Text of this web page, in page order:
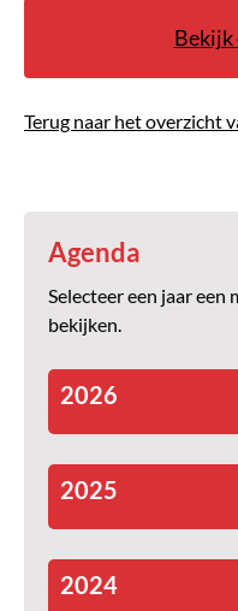
Bekijk
Terug naar het overzicht
Agenda
Selecteer een jaar een
bekijken.
2026
2025
2024